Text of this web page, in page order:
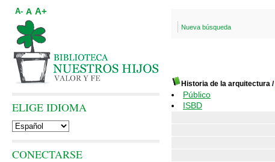
Nueva búsqueda
Historia de la arquitectura /
Público
ISBD
A- A A+
ELIGE IDIOMA
CONECTARSE